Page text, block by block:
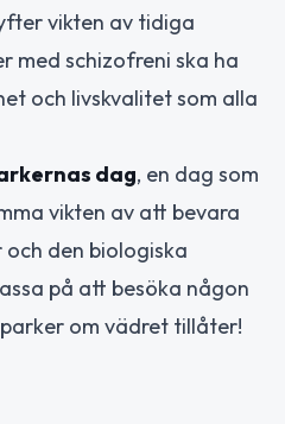
vikten av tidiga
med schizofreni ska ha
och livskvalitet som alla
dag, en dag som
vikten av att bevara
den biologiska
på att besöka någon
om vädret tillåter!